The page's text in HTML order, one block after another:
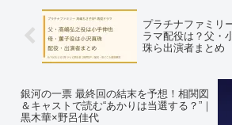
プラチナファミリ
ラマ配役は？父・
珠ら出演者まとめ
銀河の一票 最終回の結末を予想！相関図
＆キャストで読む“あかりは当選する？”｜
黒木華×野呂佳代